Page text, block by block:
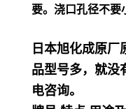
要。浇口孔径不要
日本旭化成原厂
品型号多，就没
电咨询。